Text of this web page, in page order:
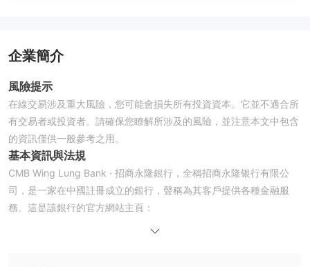
企業簡介
風險提示
在線交易涉及重大風險，您可能會損失所有投資資本。它並不適合所
有交易者或投資者。請確保您瞭解所涉及的風險，並注意本文中包含
的資訊僅供一般參考之用。
基本資訊與法規
CMB Wing Lung Bank · 招商永隆銀行，全稱招商永隆银行有限公
司，是一家在中國註冊成立的銀行，聲稱為其客戶提供各種金融服
務。這是該銀行的官方網站主頁：